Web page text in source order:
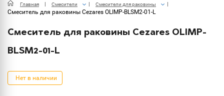
Главная Смесители Смесители для раковины
Смеситель для раковины Cezares OLIMP-BLSM2-01-L
Смеситель для раковины Cezares OLIMP-
BLSM2-01-L
Нет в наличии